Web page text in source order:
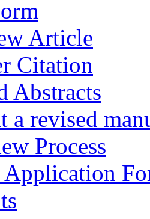
Article
Citation
Abstracts
a revised
Process
Application